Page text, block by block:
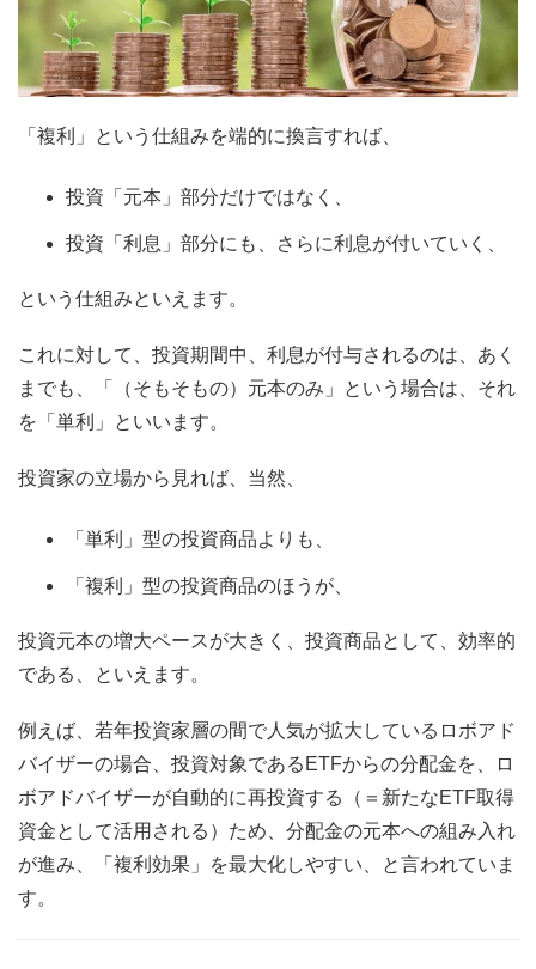
「複利」という仕組みを端的に換言すれば、
投資「元本」部分だけではなく、
投資「利息」部分にも、さらに利息が付いていく、
という仕組みといえます。
これに対して、投資期間中、利息が付与されるのは、あく
までも、「（そもそもの）元本のみ」という場合は、それ
を「単利」といいます。
投資家の立場から見れば、当然、
「単利」型の投資商品よりも、
「複利」型の投資商品のほうが、
投資元本の増大ペースが大きく、投資商品として、効率的
である、といえます。
例えば、若年投資家層の間で人気が拡大しているロボアド
バイザーの場合、投資対象であるETFからの分配金を、ロ
ボアドバイザーが自動的に再投資する（＝新たなETF取得
資金として活用される）ため、分配金の元本への組み入れ
が進み、「複利効果」を最大化しやすい、と言われていま
す。